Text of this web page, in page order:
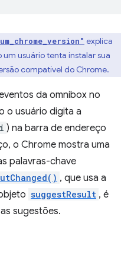
explica
usuário tenta instalar sua
compatível do Chrome.
da omnibox no
o usuário digita a
) na barra de endereço
o Chrome mostra uma
palavras-chave
, que usa a
suggestResult , é
sugestões.